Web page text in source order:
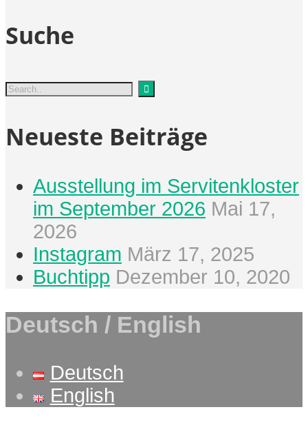
Suche
Neueste Beiträge
Ausstellung im Servitenkloster
im September 2026 Mai 17,
2026
Instagram März 17, 2025
Buchtipp Dezember 10, 2020
Deutsch / English
Deutsch
English